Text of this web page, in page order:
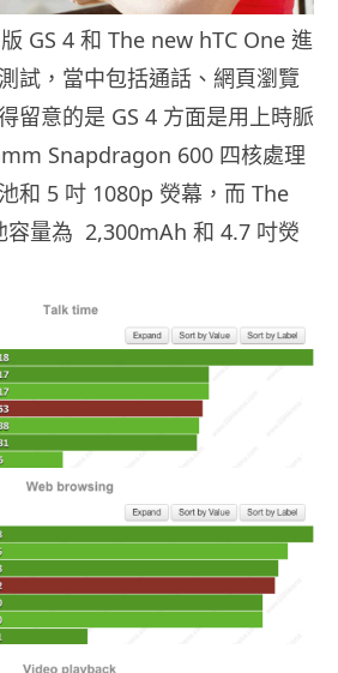
GS 4 和 The new hTC One 進
試，當中包括通話、網頁瀏覽
留意的是 GS 4 方面是用上時脈
Snapdragon 600 四核處理
和 5 吋 1080p 熒幕，而 The
容量為 2,300mAh 和 4.7 吋熒